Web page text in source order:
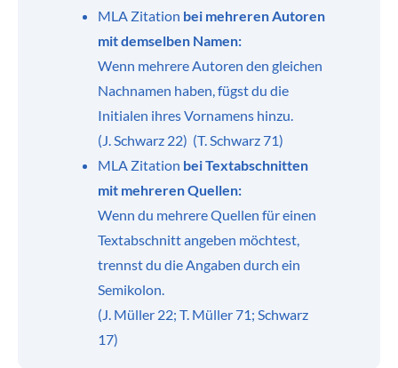
MLA Zitation bei mehreren Autoren
mit demselben Namen:
Wenn mehrere Autoren den gleichen
Nachnamen haben, fügst du die
Initialen ihres Vornamens hinzu.
(J. Schwarz 22) (T. Schwarz 71)
MLA Zitation bei Textabschnitten
mit mehreren Quellen:
Wenn du mehrere Quellen für einen
Textabschnitt angeben möchtest,
trennst du die Angaben durch ein
Semikolon.
(J. Müller 22; T. Müller 71; Schwarz
17)